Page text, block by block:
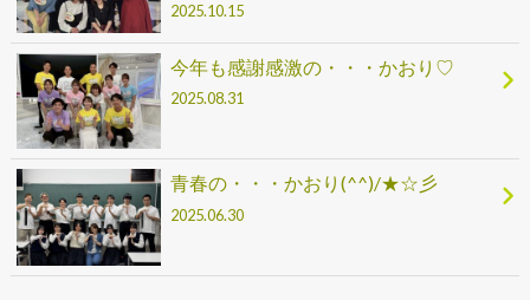
2025.10.15
今年も感謝感激の・・・かおり♡
2025.08.31
青春の・・・かおり(^^)/★☆彡
2025.06.30